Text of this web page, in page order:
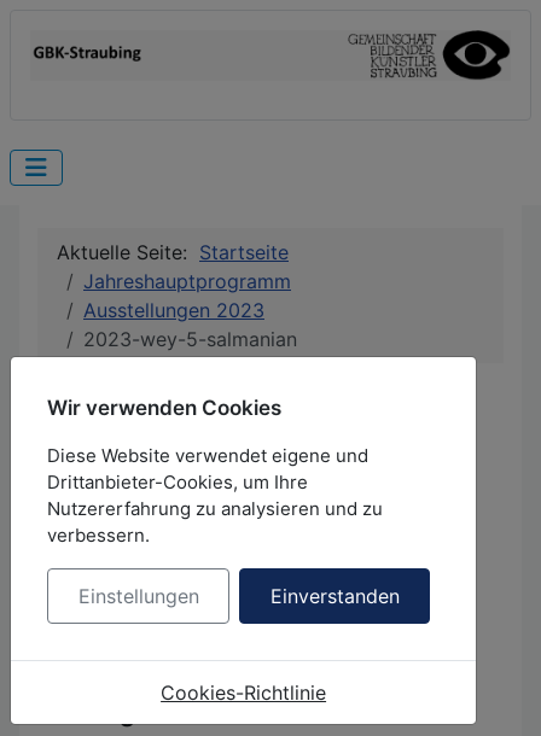
Aktuelle Seite: Startseite
Jahreshauptprogramm
Ausstellungen 2023
2023-wey-5-salmanian
23.09. - 28.10.2023
Weytterturm V
Maria Salmanian
Ausstellung beendet
Wir verwenden Cookies
Diese Website verwendet eigene und
Drittanbieter-Cookies, um Ihre
Nutzererfahrung zu analysieren und zu
verbessern.
Einstellungen Einverstanden
Cookies-Richtlinie